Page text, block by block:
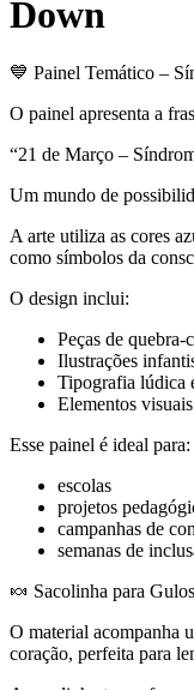
Down
💙 Painel Temático –
O painel apresenta a
“21 de Março –
Um mundo de
A arte utiliza as cores
como símbolos da
O design inclui:
Peças de quebra-
Ilustrações
Tipografia lúdica
Elementos
Esse painel é ideal para:
escolas
projetos
campanhas de
semanas de
🍬 Sacolinha para
O material acompanha
coração, perfeita para